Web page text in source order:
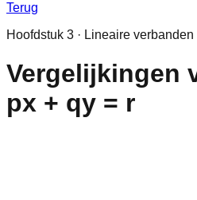
Terug
Hoofdstuk 3 · Lineaire verbanden
Vergelijkingen
px + qy = r